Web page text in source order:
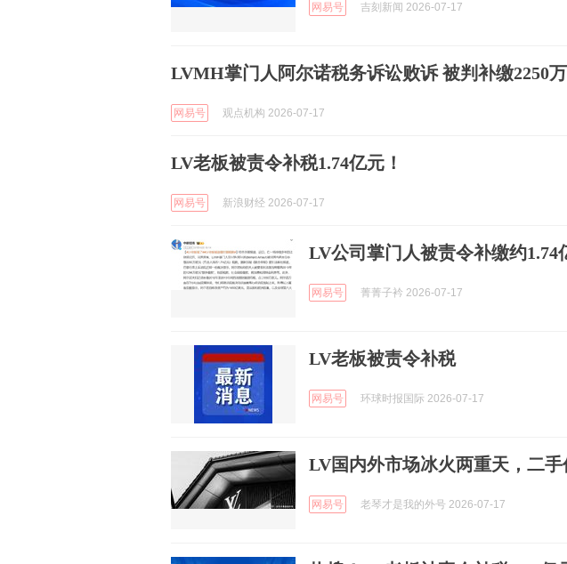
网易号 吉刻新闻 2026-07-17
LVMH掌门人阿尔诺税务诉讼败诉 被判补缴2250
网易号 观点机构 2026-07-17
LV老板被责令补税1.74亿元！
网易号 新浪财经 2026-07-17
LV公司掌门人被责令补缴约1.74
网易号 菁菁子衿 2026-07-17
LV老板被责令补税
网易号 环球时报国际 2026-07-17
LV国内外市场冰火两重天，二
网易号 老琴才是我的外号 2026-07-17